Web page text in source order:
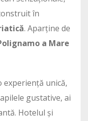
în
. Aparține de
a Mare
unică,
gustative, ai
Hotelul și